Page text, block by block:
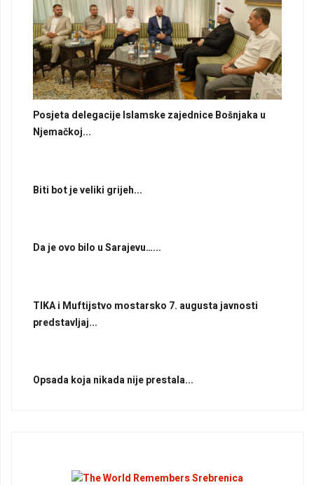
Posjeta delegacije Islamske zajednice Bošnjaka u
Njemačkoj...
Biti bot je veliki grijeh...
Da je ovo bilo u Sarajevu…...
TIKA i Muftijstvo mostarsko 7. augusta javnosti
predstavljaj...
Opsada koja nikada nije prestala...